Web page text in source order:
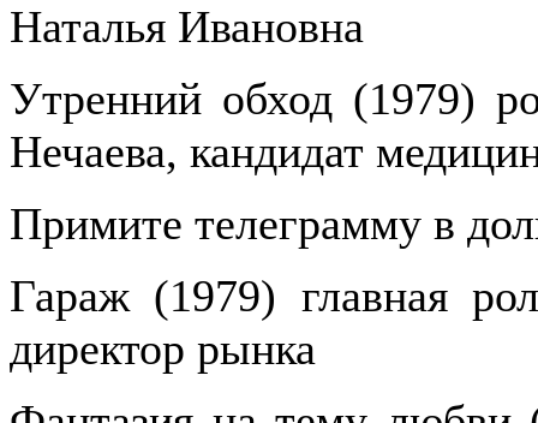
Наталья Ивановна
Утренний обход (1979)
Нечаева, кандидат
Примите телеграмму в
Гараж (1979) главная
директор рынка